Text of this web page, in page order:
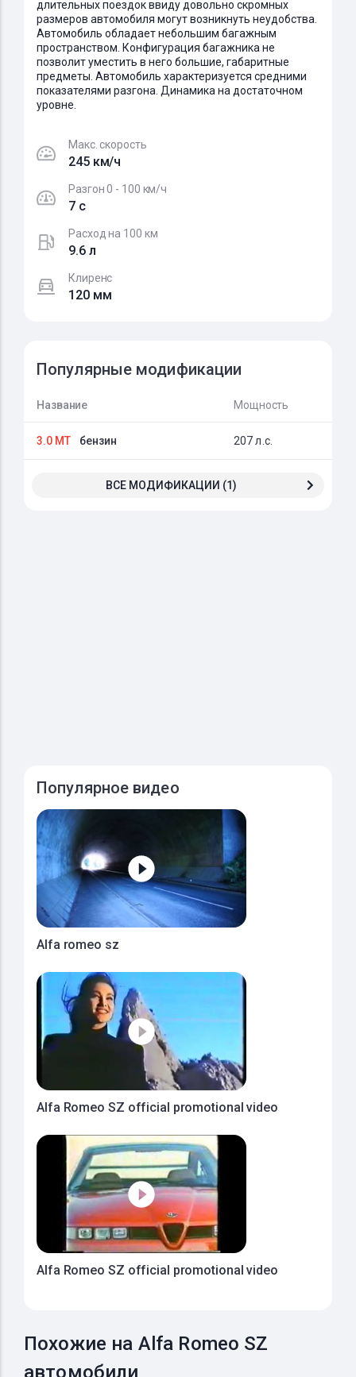
длительных поездок ввиду довольно скромных
размеров автомобиля могут возникнуть неудобства.
Автомобиль обладает небольшим багажным
пространством. Конфигурация багажника не
позволит уместить в него большие, габаритные
предметы. Автомобиль характеризуется средними
показателями разгона. Динамика на достаточном
уровне.
Макс. скорость
245 км/ч
Разгон 0 - 100 км/ч
7 c
Расход на 100 км
9.6 л
Клиренс
120 мм
Популярные модификации
Название Мощность
3.0 MT бензин 207 л.с.
ВСЕ МОДИФИКАЦИИ (1)
Популярное видео
Alfa romeo sz
Alfa Romeo SZ official promotional video
Alfa Romeo SZ official promotional video
Похожие на Alfa Romeo SZ
автомобили